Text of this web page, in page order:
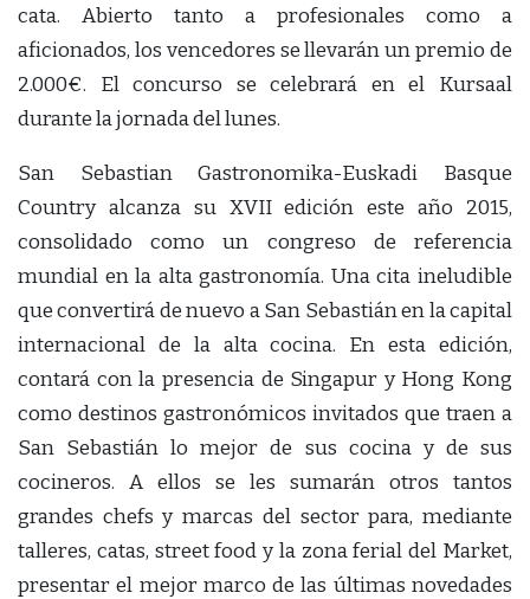
cata. Abierto tanto a profesionales como a
aficionados, los vencedores se llevarán un premio de
2.000€. El concurso se celebrará en el Kursaal
durante la jornada del lunes.
San Sebastian Gastronomika-Euskadi Basque
Country alcanza su XVII edición este año 2015,
consolidado como un congreso de referencia
mundial en la alta gastronomía. Una cita ineludible
que convertirá de nuevo a San Sebastián en la capital
internacional de la alta cocina. En esta edición,
contará con la presencia de Singapur y Hong Kong
como destinos gastronómicos invitados que traen a
San Sebastián lo mejor de sus cocina y de sus
cocineros. A ellos se les sumarán otros tantos
grandes chefs y marcas del sector para, mediante
talleres, catas, street food y la zona ferial del Market,
presentar el mejor marco de las últimas novedades